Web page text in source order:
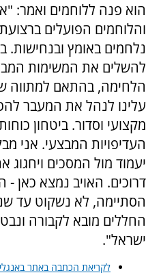
הוא פנה ללוחמים ואמר:
והלוחמים הפועלים
נלחמים באומץ ובנחישות.
להשלים את המשימות
הלחימה, בהתאם למתווה
עלינו לנהל את המעבר
מקצועי וסדור. ביטחון
העדיפויות המבצעי. אני
יעמוד מול המסכים
דרוכים. האויב נמצא כאן -
הסתיימה, לא נשקוט עד
החללים מובא לקבורה
ישראל".
לקריאת הכתבה באתר